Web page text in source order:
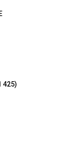
425)